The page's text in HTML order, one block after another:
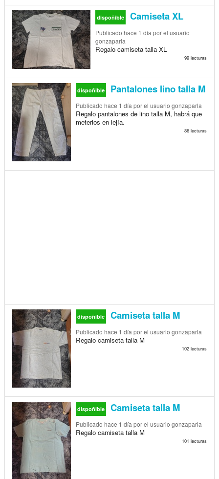
dispoñible Camiseta XL
Publicado hace 1 día por el usuario
gonzaparla
Regalo camiseta talla XL
99 lecturas
dispoñible Pantalones lino talla M
Publicado hace 1 día por el usuario gonzaparla
Regalo pantalones de lino talla M, habrá que
meterlos en lejía.
86 lecturas
dispoñible Camiseta talla M
Publicado hace 1 día por el usuario gonzaparla
Regalo camiseta talla M
102 lecturas
dispoñible Camiseta talla M
Publicado hace 1 día por el usuario gonzaparla
Regalo camiseta talla M
101 lecturas